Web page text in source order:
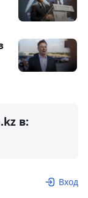
в:
Вход